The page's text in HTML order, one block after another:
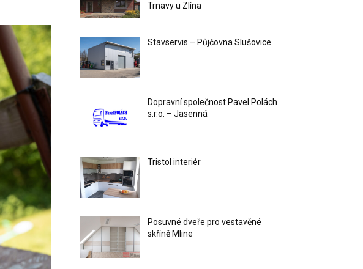
Trnavy u Zlína
Stavservis – Půjčovna Slušovice
Dopravní společnost Pavel Polách
s.r.o. – Jasenná
Tristol interiér
Posuvné dveře pro vestavěné
skříně Mline